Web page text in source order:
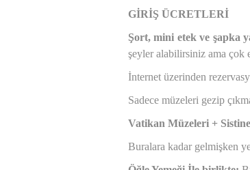
GİRİŞ ÜCRETLERİ
Şort, mini etek ve şapka
şeyler alabilirsiniz ama çok
İnternet üzerinden
Sadece müzeleri gezip
Vatikan Müzeleri +
Buralara kadar gelmişken